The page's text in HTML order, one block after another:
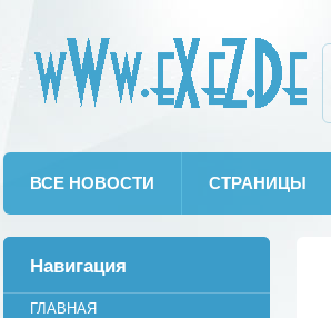
ВСЕ НОВОСТИ СТРАНИЦЫ
Навигация
ГЛАВНАЯ